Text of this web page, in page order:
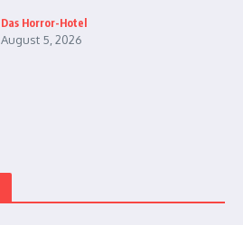
Das Horror-Hotel
August 5, 2026